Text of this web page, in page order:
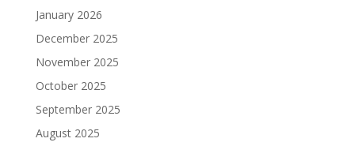
January 2026
December 2025
November 2025
October 2025
September 2025
August 2025